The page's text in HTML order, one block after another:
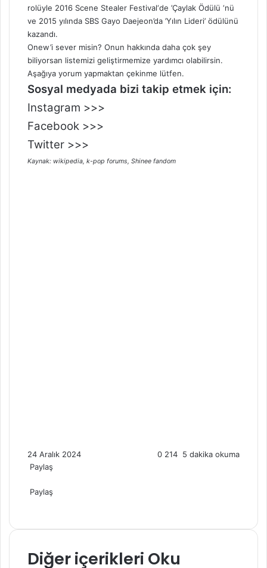
rolüyle 2016 Scene Stealer Festival‘de ’Çaylak Ödülü ‘nü
ve 2015 yılında SBS Gayo Daejeon’da ’Yılın Lideri’ ödülünü
kazandı.
Onew’i sever misin? Onun hakkında daha çok şey
biliyorsan listemizi geliştirmemize yardımcı olabilirsin.
Aşağıya yorum yapmaktan çekinme lütfen.
Sosyal medyada bizi takip etmek için:
Instagram >>>
Facebook >>>
Twitter >>>
Kaynak: wikipedia, k-pop forums, Shinee fandom
24 Aralık 2024 0 214 5 dakika okuma
Paylaş
Paylaş
gönder
Diğer içerikleri Oku